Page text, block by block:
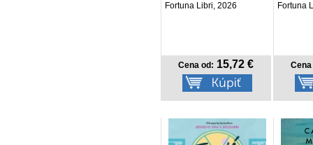
Fortuna Libri, 2026
Cena od: 15,72 €
Fortuna